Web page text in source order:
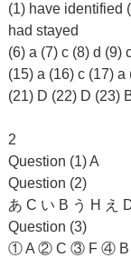
(1) have identified
had stayed
(6) a (7) c (8) d (9)
(15) a (16) c (17) a
(21) D (22) D (23)
2
Question (1) A
Question (2)
あ C い B う H え
Question (3)
① A ② C ③ F ④